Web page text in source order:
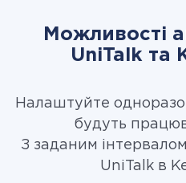
Можливості
UniTalk та
Налаштуйте
будуть
З заданим
UniTalk в